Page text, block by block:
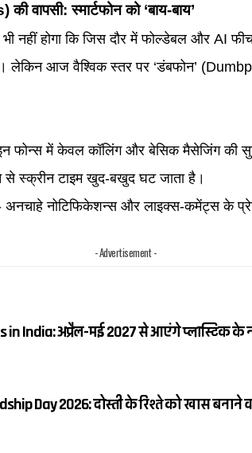
स्मार्टफोन को ‘बाय-बाय’
नहीं होगा कि जिस दौर में फोल्डेबल और AI
लेकिन आज वैश्विक स्तर पर ‘डंबफोन’
फोन्स में केवल कॉलिंग और बेसिक मैसेजिंग की
से स्क्रीन टाइम खुद-बखुद घट जाता है।
अनचाहे नोटिफिकेशन्स और लाइक्स-कमेंट्स के
- Advertisement -
in India: अप्रैल-मई 2027 से आएंगे प्लास्टिक के
Day 2026: दोस्ती के रिश्ते को खास